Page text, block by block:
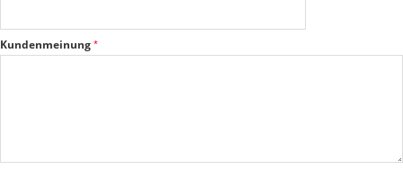
Kundenmeinung